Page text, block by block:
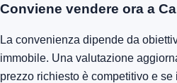
Conviene vendere ora a
La convenienza dipende da
immobile. Una valutazione
prezzo richiesto è competitivo e